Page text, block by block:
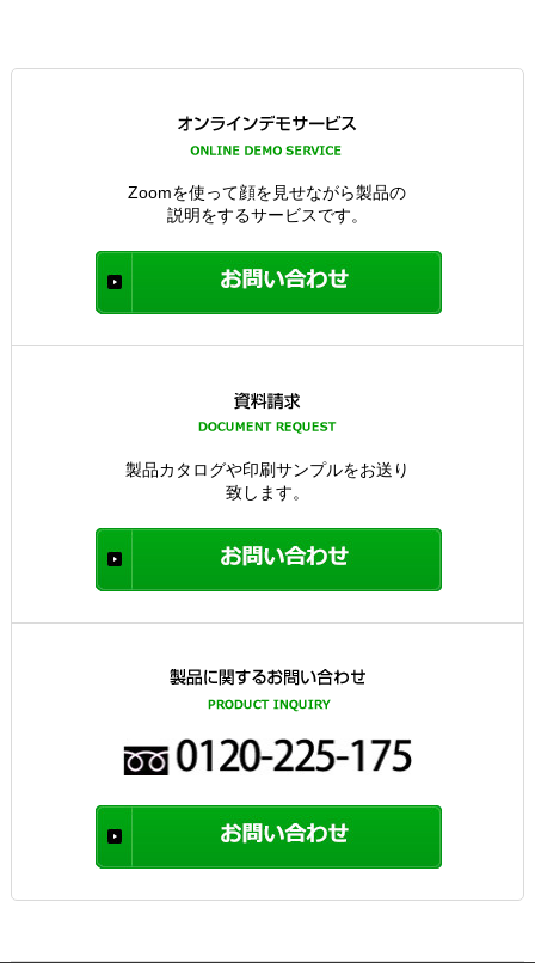
Zoomを使って顔を見せながら製品の
説明をするサービスです。
製品カタログや印刷サンプルをお送り
致します。